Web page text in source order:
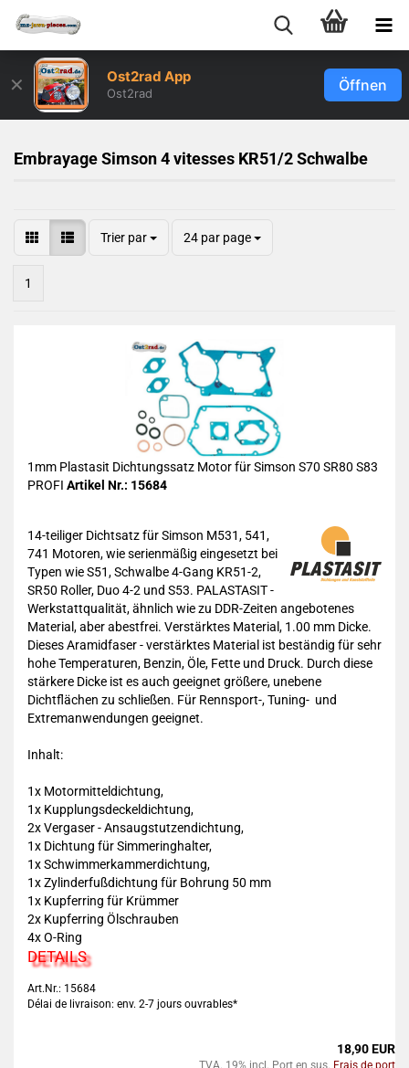
✕ Ost2rad App
Ost2rad Öffnen
Embrayage Simson 4 vitesses KR51/2 Schwalbe
Trier par 24 par page
1
1mm Plastasit Dichtungssatz Motor für Simson S70 SR80 S83
PROFI Artikel Nr.: 15684
14-teiliger Dichtsatz für Simson M531, 541,
741 Motoren, wie serienmäßig eingesetzt bei
Typen wie S51, Schwalbe 4-Gang KR51-2,
SR50 Roller, Duo 4-2 und S53. PALASTASIT -
Werkstattqualität, ähnlich wie zu DDR-Zeiten angebotenes
Material, aber abestfrei. Verstärktes Material, 1.00 mm Dicke.
Dieses Aramidfaser - verstärktes Material ist beständig für sehr
hohe Temperaturen, Benzin, Öle, Fette und Druck. Durch diese
stärkere Dicke ist es auch geeignet größere, unebene
Dichtflächen zu schließen. Für Rennsport-, Tuning- und
Extremanwendungen geeignet.
Inhalt:
1x Motormitteldichtung,
1x Kupplungsdeckeldichtung,
2x Vergaser - Ansaugstutzendichtung,
1x Dichtung für Simmeringhalter,
1x Schwimmerkammerdichtung,
1x Zylinderfußdichtung für Bohrung 50 mm
1x Kupferring für Krümmer
2x Kupferring Ölschrauben
4x O-Ring
DETAILS
Art.Nr.: 15684
Délai de livraison: env. 2-7 jours ouvrables*
18,90 EUR
TVA. 19% incl. Port en sus. Frais de port